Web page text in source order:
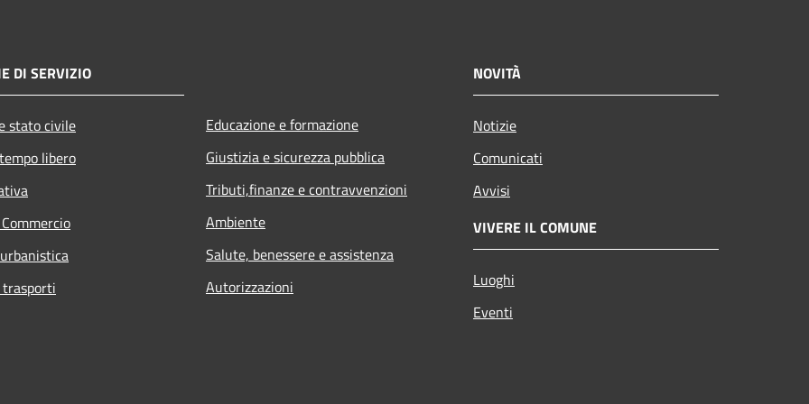
DI SERVIZIO
stato civile
libero
Educazione e formazione
Giustizia e sicurezza pubblica
Tributi,finanze e contravvenzioni
Ambiente
Salute, benessere e assistenza
Autorizzazioni
NOVITÀ
Notizie
Comunicati
Avvisi
VIVERE IL COMUNE
Luoghi
Eventi